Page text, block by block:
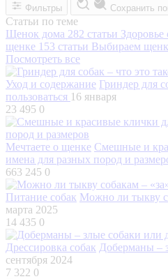
Фильтры Сохранить
Статьи по теме
Щенок дома 282 статьи Здоровье
щенке 153 статьи Выбираем
Посмотреть все
Уход и содержание Гриндер для
пользоваться 16 января
23 495 0
Мечтаете о щенке Смешные и
имена для разных пород и
663 245 0
Питание собак Можно ли тыкву
марта 2025
14 435 0
Дрессировка собак Доберманы –
сентября 2024
7 322 0